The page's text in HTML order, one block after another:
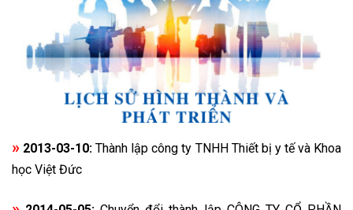
» 2013-03-10: Thành lập công ty TNHH Thiết bị y tế và Khoa
học Việt Đức